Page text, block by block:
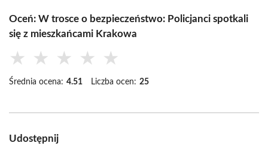
Oceń: W trosce o bezpieczeństwo: Policjanci spotkali
się z mieszkańcami Krakowa
★ ★ ★ ★ ★
Średnia ocena: 4.51 Liczba ocen: 25
Udostępnij